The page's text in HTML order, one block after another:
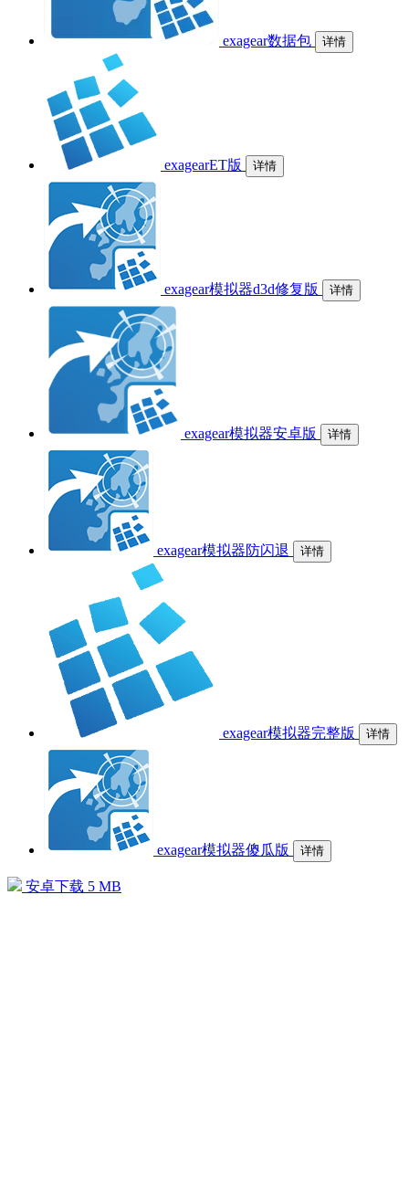
exagear数据包 详情
exagearET版 详情
exagear模拟器d3d修复版 详情
exagear模拟器安卓版 详情
exagear模拟器防闪退 详情
exagear模拟器完整版 详情
exagear模拟器傻瓜版 详情
安卓下载 5 MB